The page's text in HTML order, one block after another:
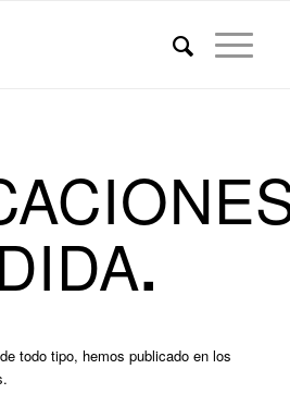
.
todo tipo, hemos publicado en los